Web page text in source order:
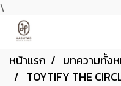
\
หน้าแรก บทความทั้ง
TOYTIFY THE